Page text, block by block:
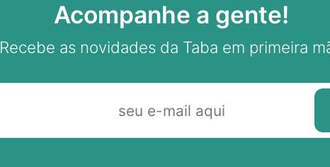
Acompanhe a gente!
Recebe as novidades da Taba em primeira